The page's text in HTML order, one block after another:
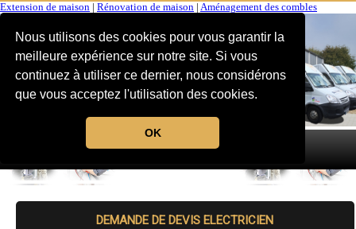
Nous utilisons des cookies pour vous garantir la
meilleure expérience sur notre site. Si vous
continuez à utiliser ce dernier, nous considérons
que vous acceptez l'utilisation des cookies.
OK
Extension de maison Rénovation de maison Aménagement des combles
MENU
DEMANDE DE DEVIS ELECTRICIEN